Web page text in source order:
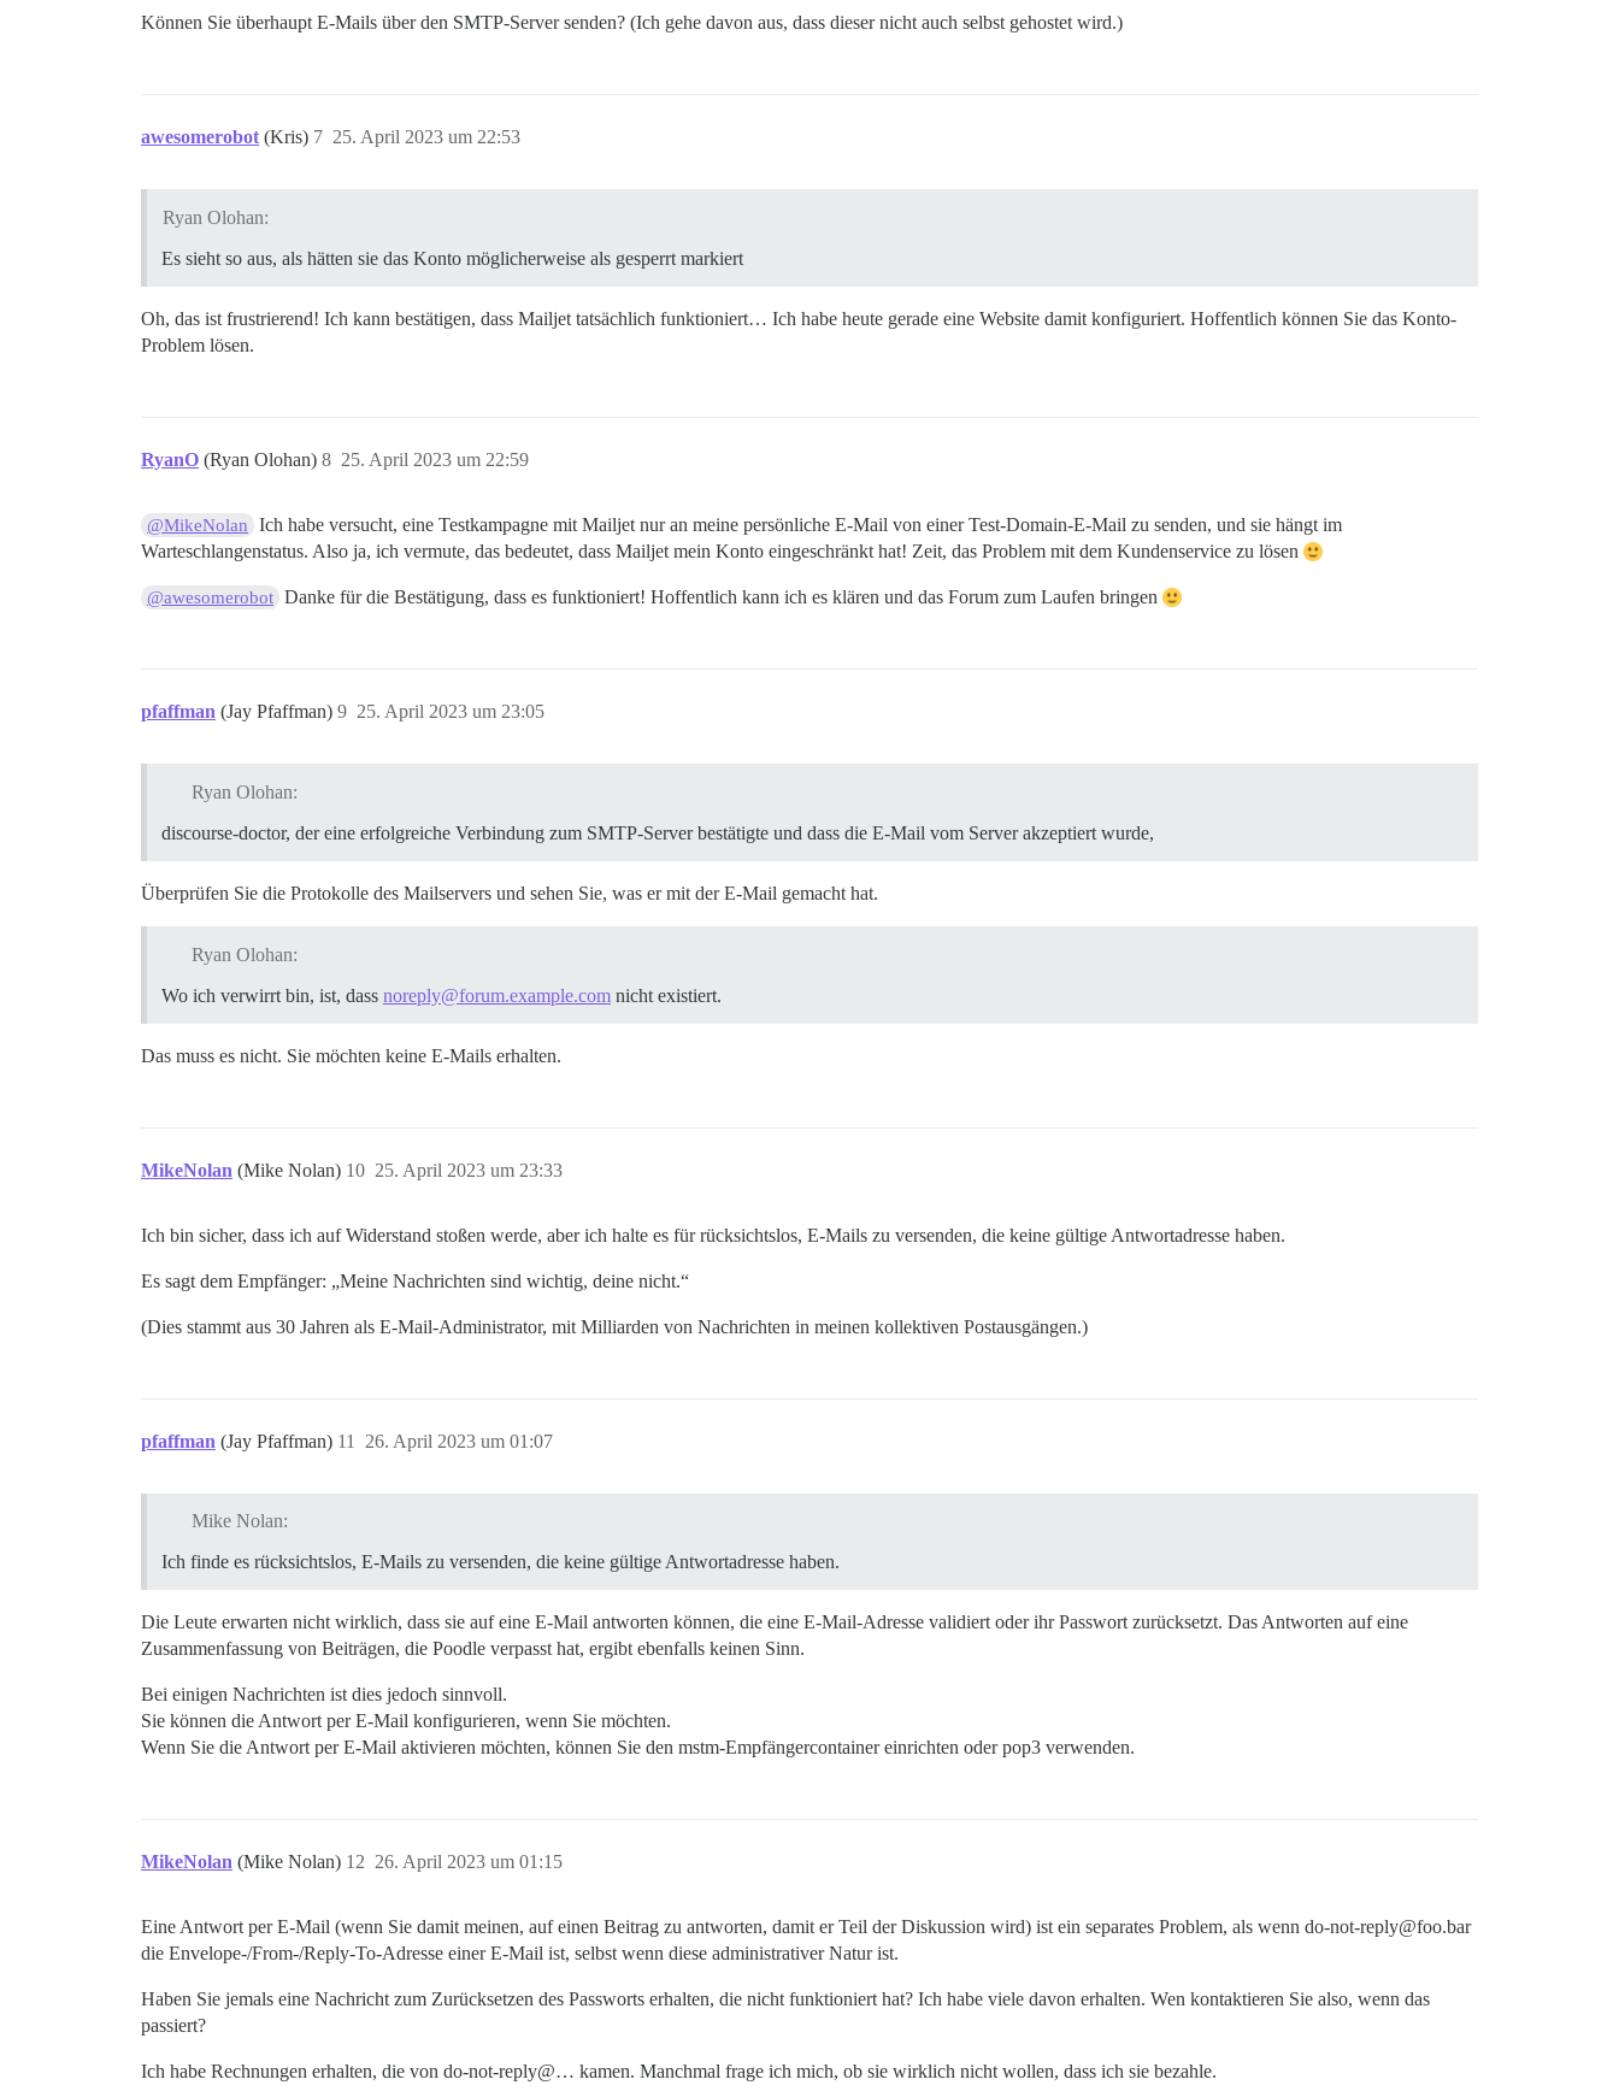
Können Sie überhaupt E-Mails über den SMTP-Server senden? (Ich gehe davon aus, dass dieser nicht auch selbst gehostet wird.)
awesomerobot (Kris) 25. April 2023 um 22:53
7
Ryan Olohan:
Es sieht so aus, als hätten sie das Konto möglicherweise als gesperrt markiert
Oh, das ist frustrierend! Ich kann bestätigen, dass Mailjet tatsächlich funktioniert… Ich habe heute gerade eine Website damit konfiguriert. Hoffentlich können Sie das Konto-
Problem lösen.
RyanO (Ryan Olohan) 25. April 2023 um 22:59
8
@MikeNolan
Ich habe versucht, eine Testkampagne mit Mailjet nur an meine persönliche E-Mail von einer Test-Domain-E-Mail zu senden, und sie hängt im
Warteschlangenstatus. Also ja, ich vermute, das bedeutet, dass Mailjet mein Konto eingeschränkt hat! Zeit, das Problem mit dem Kundenservice zu lösen
@awesomerobot Danke für die Bestätigung, dass es funktioniert! Hoffentlich kann ich es klären und das Forum zum Laufen bringen
pfaffman (Jay Pfaffman) 25. April 2023 um 23:05
9
Ryan Olohan:
discourse-doctor, der eine erfolgreiche Verbindung zum SMTP-Server bestätigte und dass die E-Mail vom Server akzeptiert wurde,
Überprüfen Sie die Protokolle des Mailservers und sehen Sie, was er mit der E-Mail gemacht hat.
Ryan Olohan:
Wo ich verwirrt bin, ist, dass noreply@forum.example.com nicht existiert.
Das muss es nicht. Sie möchten keine E-Mails erhalten.
MikeNolan (Mike Nolan) 25. April 2023 um 23:33
10
Ich bin sicher, dass ich auf Widerstand stoßen werde, aber ich halte es für rücksichtslos, E-Mails zu versenden, die keine gültige Antwortadresse haben.
Es sagt dem Empfänger: „Meine Nachrichten sind wichtig, deine nicht.“
(Dies stammt aus 30 Jahren als E-Mail-Administrator, mit Milliarden von Nachrichten in meinen kollektiven Postausgängen.)
pfaffman (Jay Pfaffman) 26. April 2023 um 01:07
11
Mike Nolan:
Ich finde es rücksichtslos, E-Mails zu versenden, die keine gültige Antwortadresse haben.
Die Leute erwarten nicht wirklich, dass sie auf eine E-Mail antworten können, die eine E-Mail-Adresse validiert oder ihr Passwort zurücksetzt. Das Antworten auf eine
Zusammenfassung von Beiträgen, die Poodle verpasst hat, ergibt ebenfalls keinen Sinn.
Bei einigen Nachrichten ist dies jedoch sinnvoll.
Sie können die Antwort per E-Mail konfigurieren, wenn Sie möchten.
Wenn Sie die Antwort per E-Mail aktivieren möchten, können Sie den mstm-Empfängercontainer einrichten oder pop3 verwenden.
MikeNolan (Mike Nolan) 26. April 2023 um 01:15
12
Eine Antwort per E-Mail (wenn Sie damit meinen, auf einen Beitrag zu antworten, damit er Teil der Diskussion wird) ist ein separates Problem, als wenn do-not-reply@foo.bar
die Envelope-/From-/Reply-To-Adresse einer E-Mail ist, selbst wenn diese administrativer Natur ist.
Haben Sie jemals eine Nachricht zum Zurücksetzen des Passworts erhalten, die nicht funktioniert hat? Ich habe viele davon erhalten. Wen kontaktieren Sie also, wenn das
passiert?
Ich habe Rechnungen erhalten, die von do-not-reply@… kamen. Manchmal frage ich mich, ob sie wirklich nicht wollen, dass ich sie bezahle.